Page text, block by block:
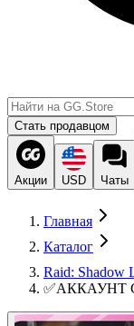
Стать продавцом
Акции USD Чаты
Главная
Каталог
Raid: Shadow
✅АККАУНТ